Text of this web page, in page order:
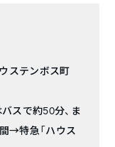
ステンボス町
スで約50分、ま
→特急「ハウス